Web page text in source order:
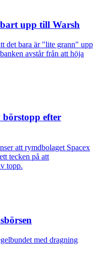
upp till Warsh
det bara är "lite grann" upp
avstår från att höja
efter
att rymdbolaget Spacex
tecken på att
topp.
med dragning